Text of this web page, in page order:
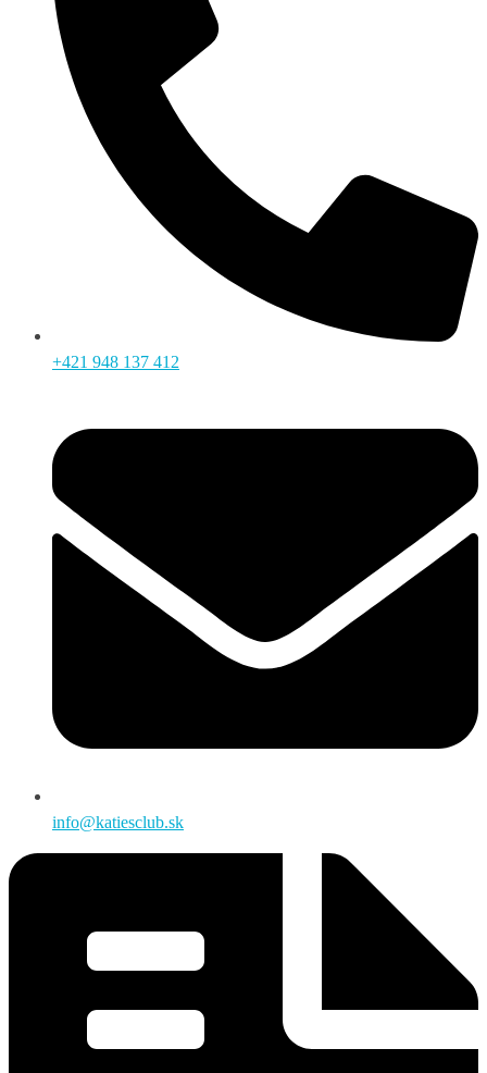
+421 948 137 412
info@katiesclub.sk